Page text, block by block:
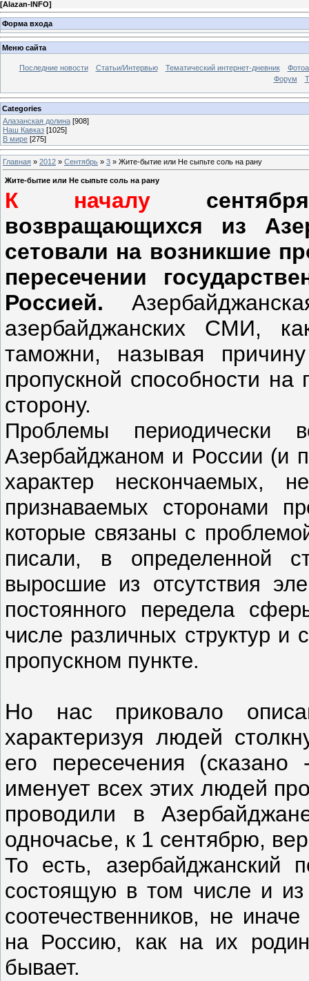
[Alazan-INFO]
Форма входа
Меню сайта
Последние новости Статьи/Интервью Тематический интернет-дневник
Форум
Categories
Алазанская долина [908]
Наш Кавказ [1025]
В мире [275]
Главная » 2012 » Сентябрь » 3 » Жите-бытие или Не сыпьте соль на рану
Жите-бытие или Не сыпьте соль на рану
К началу
возвращающихся из
сетовали на возникшие
пересечении
Россией.
азербайджанских СМИ,
таможни, называя
пропускной способности
сторону.
Проблемы периодически
Азербайджаном и России (и
характер
признаваемых сторонами
которые связаны с
писали, в определенной
выросшие из отсутствия
постоянного передела
числе различных структур и
пропускном пункте.
Но нас приковало
характеризуя людей
его пересечения
именует всех этих людей
проводили в
одночасье, к 1 сентябрю,
То есть, азербайджанский
состоящую в том числе и
соотечественников, не
на Россию, как на их
бывает.